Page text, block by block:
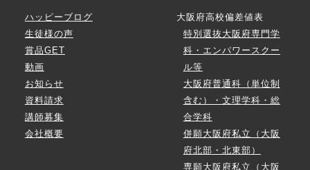
ハッピーブログ
生徒様の声
賞品GET
動画
お知らせ
資料請求
講師募集
会社概要
大阪府高校偏差値表
特別選抜大阪府専門学
科・エンパワースクー
ル等
大阪府普通科（単位制
含む）・文理学科・総
合学科
併願大阪府私立（大阪
府北部・北東部）
専願大阪府私立（大阪